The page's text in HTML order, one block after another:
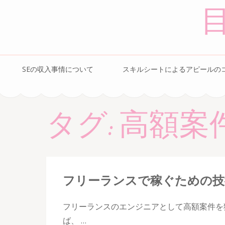
SEの収入事情について スキルシートによるアピールの
タグ: 高額案
フリーランスで稼ぐための
フリーランスのエンジニアとして高額案件
ば、 …